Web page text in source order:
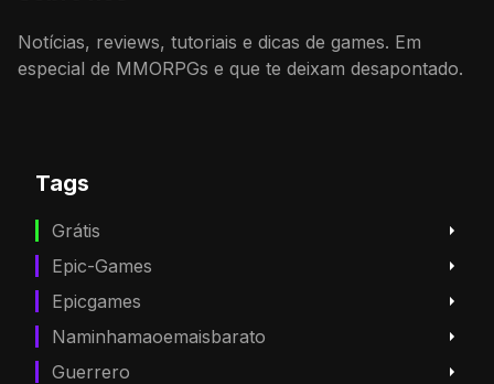
Notícias, reviews, tutoriais e dicas de games. Em
especial de MMORPGs e que te deixam desapontado.
Tags
Grátis
Epic-Games
Epicgames
Naminhamaoemaisbarato
Guerrero